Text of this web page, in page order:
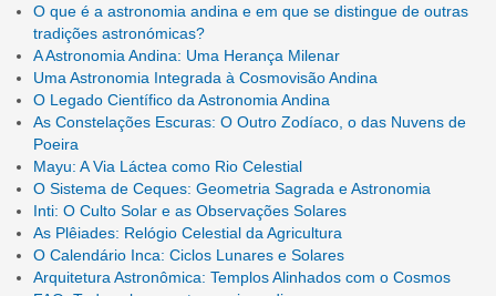
O que é a astronomia andina e em que se distingue de outras
tradições astronómicas?
A Astronomia Andina: Uma Herança Milenar
Uma Astronomia Integrada à Cosmovisão Andina
O Legado Científico da Astronomia Andina
As Constelações Escuras: O Outro Zodíaco, o das Nuvens de
Poeira
Mayu: A Via Láctea como Rio Celestial
O Sistema de Ceques: Geometria Sagrada e Astronomia
Inti: O Culto Solar e as Observações Solares
As Plêiades: Relógio Celestial da Agricultura
O Calendário Inca: Ciclos Lunares e Solares
Arquitetura Astronômica: Templos Alinhados com o Cosmos